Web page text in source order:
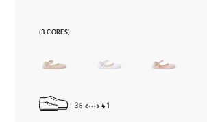
(3 CORES)
36 41